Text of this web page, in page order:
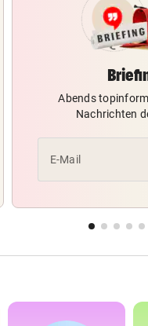
Abends
Nachrichten
E-Mail